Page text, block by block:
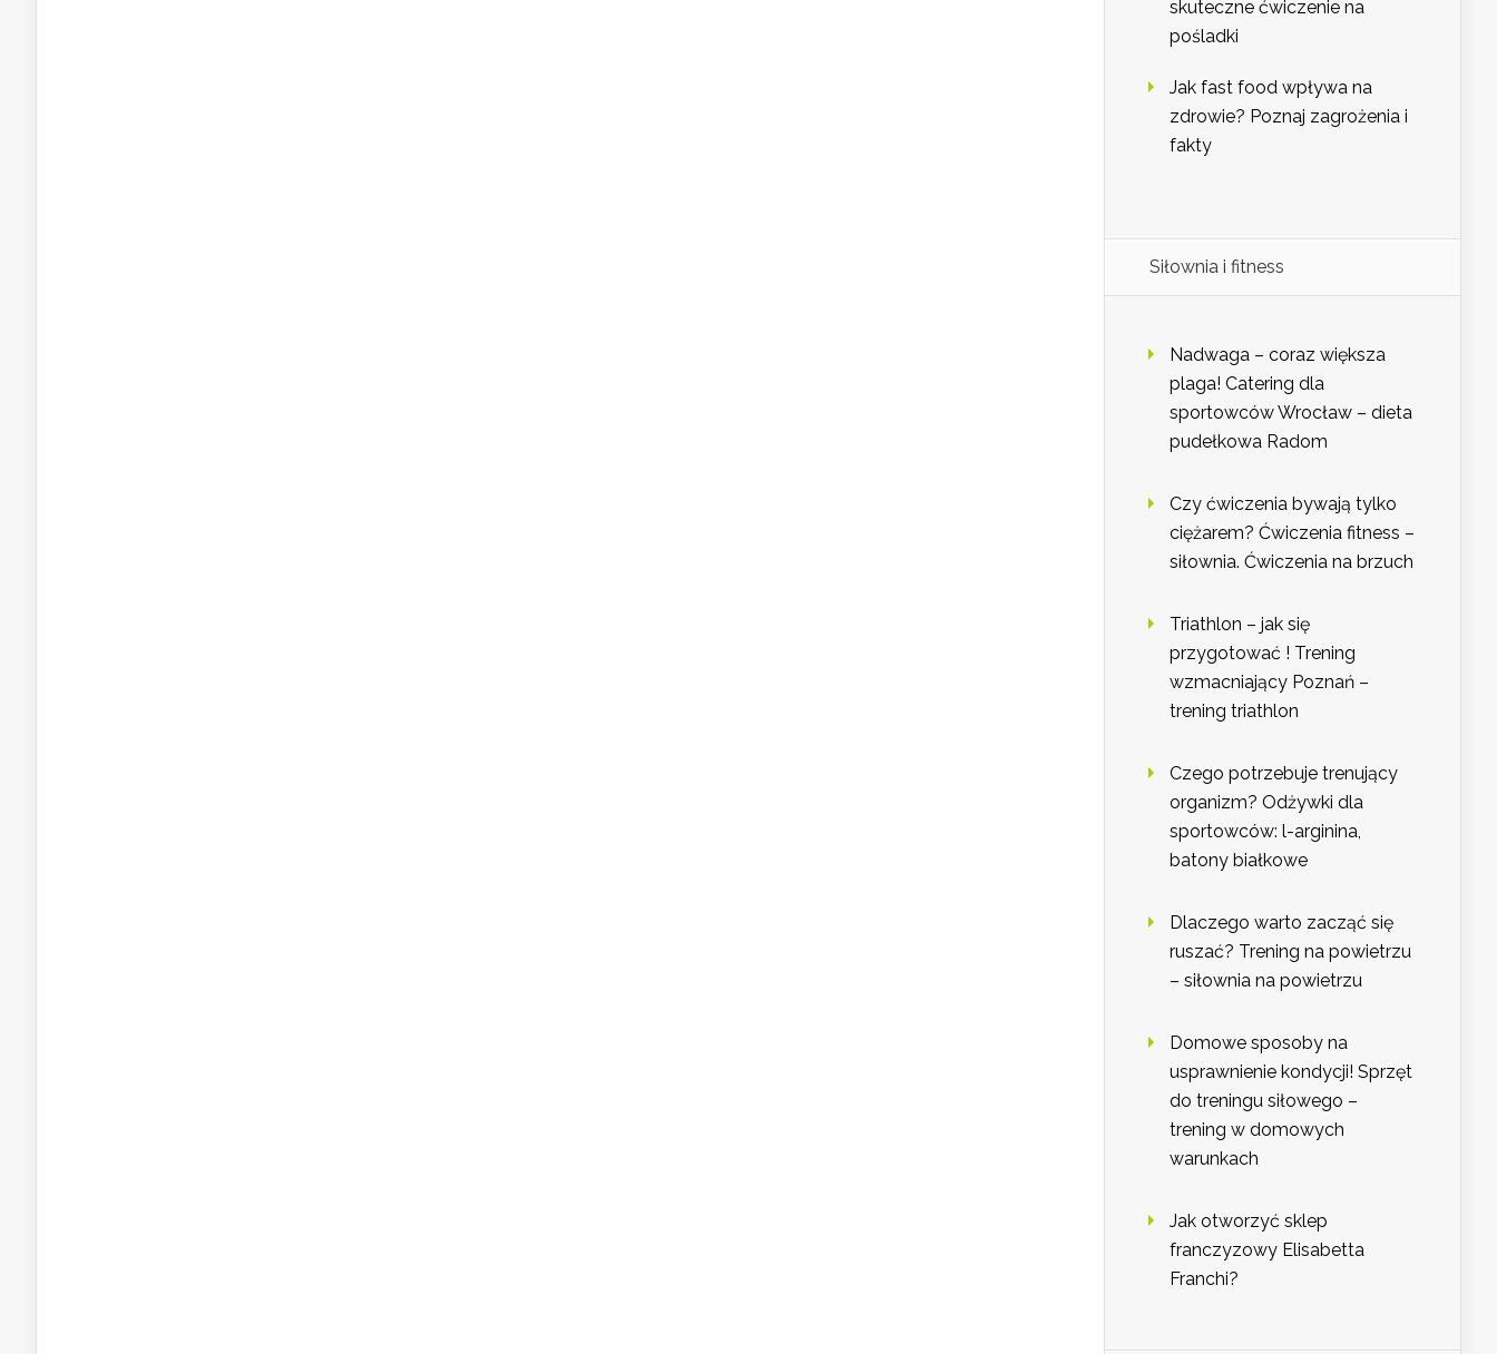
skuteczne ćwiczenie na
pośladki
Jak fast food wpływa na
zdrowie? Poznaj zagrożenia i
fakty
Siłownia i fitness
Nadwaga – coraz większa
plaga! Catering dla
sportowców Wrocław – dieta
pudełkowa Radom
Czy ćwiczenia bywają tylko
ciężarem? Ćwiczenia fitness –
siłownia. Ćwiczenia na brzuch
Triathlon – jak się
przygotować ! Trening
wzmacniający Poznań –
trening triathlon
Czego potrzebuje trenujący
organizm? Odżywki dla
sportowców: l-arginina,
batony białkowe
Dlaczego warto zacząć się
ruszać? Trening na powietrzu
– siłownia na powietrzu
Domowe sposoby na
usprawnienie kondycji! Sprzęt
do treningu siłowego –
trening w domowych
warunkach
Jak otworzyć sklep
franczyzowy Elisabetta
Franchi?